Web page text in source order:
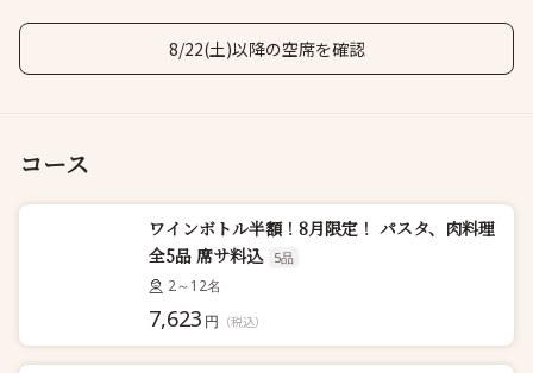
8/22(土)以降の空席を確認
コース
ワインボトル半額！8月限定！ パスタ、肉料理
全5品 席サ料込
5品
2～12名
7,623 円 （税込）